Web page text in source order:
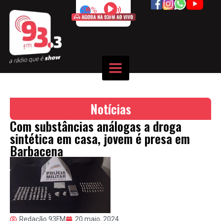
50%
Notícias
Com substâncias análogas a droga
sintética em casa, jovem é presa em
Barbacena
Redação 93FM 20 maio, 2024